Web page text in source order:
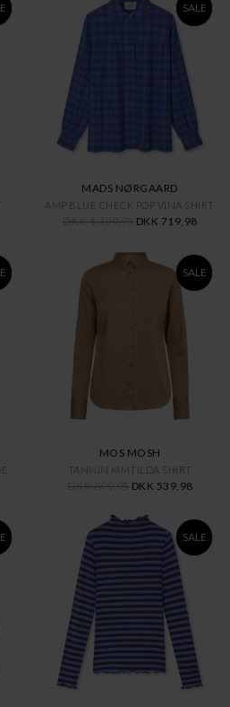
SALE
MADS NØRGAARD
AMP BLUE CHECK POP VINA SHIRT
DKK 1.199,95 DKK 719,98
SALE
MOS MOSH
TANNIN MMTILDA SHIRT
DKK 899,95 DKK 539,98
SALE